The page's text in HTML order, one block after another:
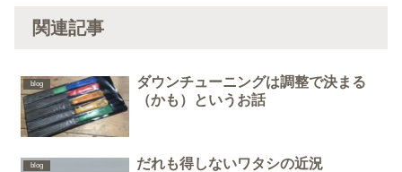
関連記事
blog
ダウンチューニングは調整で決まる
（かも）というお話
blog だれも得しないワタシの近況